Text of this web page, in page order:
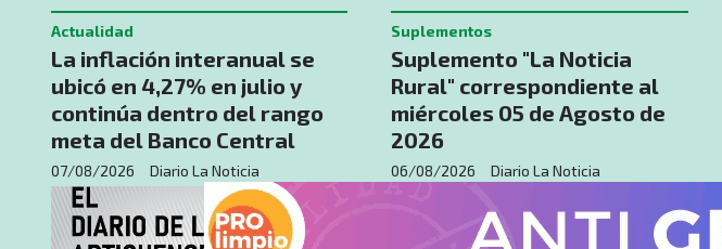
La inflación interanual se
ubicó en 4,27% en julio y
continúa dentro del rango
meta del Banco Central
Diario La Noticia
Actualidad
07/08/2026
Suplemento "La Noticia
Rural" correspondiente al
miércoles 05 de Agosto de
2026
Diario La Noticia
Suplementos
06/08/2026